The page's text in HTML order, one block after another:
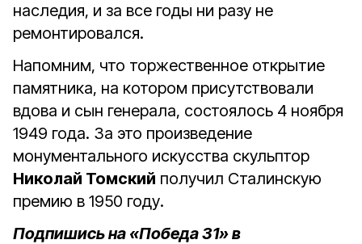
наследия, и за все годы ни разу не
ремонтировался.
Напомним, что торжественное открытие
памятника, на котором присутствовали
вдова и сын генерала, состоялось 4 ноября
1949 года. За это произведение
монументального искусства скульптор
Николай Томский получил Сталинскую
премию в 1950 году.
Подпишись на «Победа 31» в